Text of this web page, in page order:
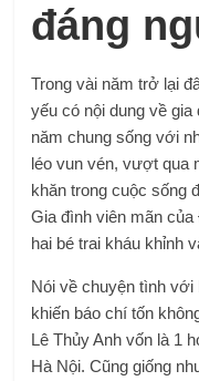
đáng
Trong vài năm trở lại
yếu có nội dung về
năm chung sống với
léo vun vén, vượt qua
khăn trong cuộc sống
Gia đình viên mãn
hai bé trai kháu khỉnh
Nói về chuyện tình
khiến báo chí tốn
Lê Thủy Anh vốn là 1
Hà Nội. Cũng giống